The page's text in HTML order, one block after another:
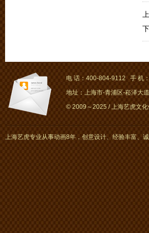
电 话：400-804-9112 手 机
地址：上海市-青浦区-崧泽大
© 2009～2025 / 上海艺虎文
上海艺虎专业从事动画8年，创意设计、经验丰富、